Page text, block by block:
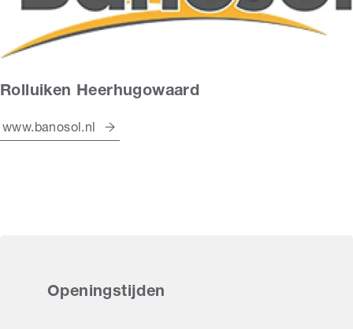
Rolluiken Heerhugowaard
www.banosol.nl
Openingstijden